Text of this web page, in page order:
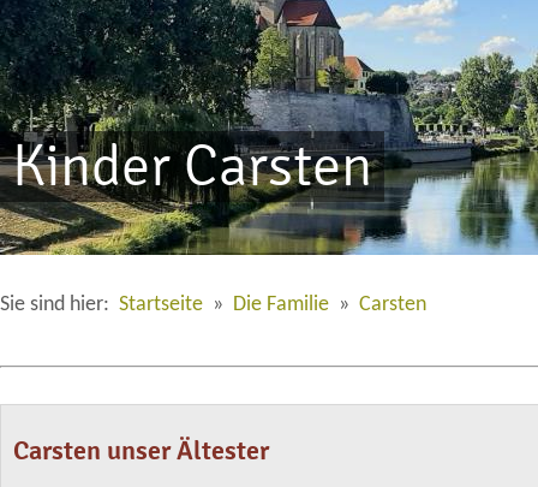
Kinder Carsten
Sie sind hier: Startseite » Die Familie » Carsten
Carsten unser Ältester